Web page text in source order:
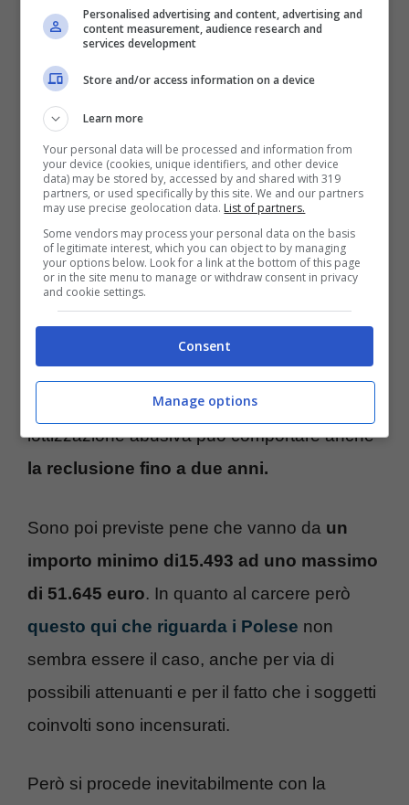
La Sonrisa (Blueshouse.it)
C’è anche l’articolo 44 del DPR 380/01che
parla più chiaramente di quelle che sono le
conseguenze per chi commette questo
penalmente. In base allalettera c) del
comma 1 articolo 44 DPR 380/01, la
lottizzazione abusiva può comportare anche
la reclusione fino a due anni.
Sono poi previste pene che vanno da un
importo minimo di15.493 ad uno massimo
di 51.645 euro. In quanto al carcere però
questo qui che riguarda i Polese non
sembra essere il caso, anche per via di
possibili attenuanti e per il fatto che i soggetti
coinvolti sono incensurati.
Però si procede inevitabilmente con la
Personalised advertising and content, advertising and
content measurement, audience research and
services development
Store and/or access information on a device
Learn more
Your personal data will be processed and information from
your device (cookies, unique identifiers, and other device
data) may be stored by, accessed by and shared with 319
partners, or used specifically by this site. We and our partners
may use precise geolocation data. List of partners.
Some vendors may process your personal data on the basis
of legitimate interest, which you can object to by managing
your options below. Look for a link at the bottom of this page
or in the site menu to manage or withdraw consent in privacy
and cookie settings.
Consent
Manage options